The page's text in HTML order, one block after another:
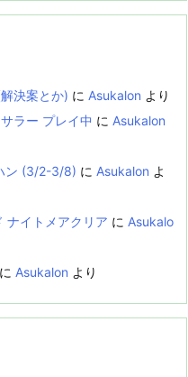
決案とか) に Asukalon より
ラー プレイ中 に Asukalon
ン (3/2-3/8) に Asukalon よ
ナイトメアクリア に Asukalo
に Asukalon より